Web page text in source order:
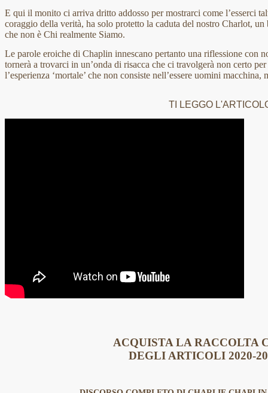
E qui il monito ci arriva dritto addosso per mostrarci come l’esserci
coraggio della verità, ha solo protetto la caduta del nostro Charlot,
che non è Chi realmente Siamo.
Le parole eroiche di Chaplin innescano pertanto una riflessione con
tornerà a trovarci in un’onda di risacca che ci travolgerà non certo
l’esperienza ‘mortale’ che non consiste nell’essere uomini macchina,
TI LEGGO
ACQUISTA LA RACCOLTA
DEGLI ARTICOLI 2020-